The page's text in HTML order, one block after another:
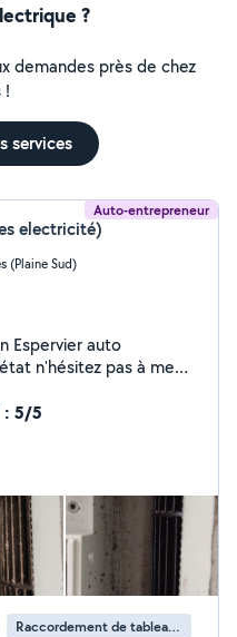
?
demandes près de chez
!
services
Auto-entrepreneur
electricité)
(Plaine Sud)
Espervier auto
n'hésitez pas à me
: 5/5
Raccordement de tableau électrique